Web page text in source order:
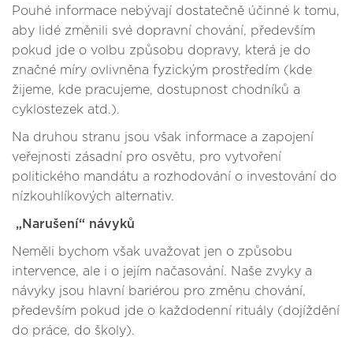
Pouhé informace nebývají dostatečně účinné k tomu,
aby lidé změnili své dopravní chování, především
pokud jde o volbu způsobu dopravy, která je do
značné míry ovlivněna fyzickým prostředím (kde
žijeme, kde pracujeme, dostupnost chodníků a
cyklostezek atd.).
Na druhou stranu jsou však informace a zapojení
veřejnosti zásadní pro osvětu, pro vytvoření
politického mandátu a rozhodování o investování do
nízkouhlíkových alternativ.
„Narušení“ návyků
Neměli bychom však uvažovat jen o způsobu
intervence, ale i o jejím načasování. Naše zvyky a
návyky jsou hlavní bariérou pro změnu chování,
především pokud jde o každodenní rituály (dojíždění
do práce, do školy).